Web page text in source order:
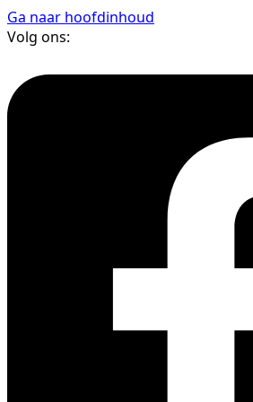
Ga naar hoofdinhoud
Volg ons: